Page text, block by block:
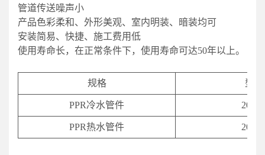
管道传送噪声小
产品色彩柔和、外形美观、室内明装、暗装均可
安装简易、快捷、施工费用低
使用寿命长，在正常条件下，使用寿命可达50年以上。
规格 型号
PPR冷水管件 20-
PPR热水管件 20-